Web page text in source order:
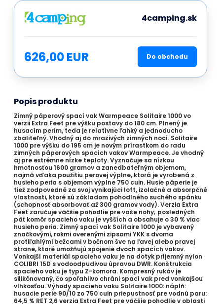
4camping.sk
626,00 EUR Do obchodu
Popis produktu
Zimný páperový spací vak Warmpeace Solitaire 1000 vo
verzii Extra Feet pre výšku postavy do 180 cm. Plnený je
husacím perím, teda je relatívne ľahký a jednoducho
zbaliteľný. Vhodný aj do mrazivých zimných nocí. Solitaire
1000 pre výšku do 195 cm je novým prírastkom do radu
zimných páperových spacích vakov Warmpeace. Je vhodný
aj pre extrémne nízke teploty. Vyznačuje sa nízkou
hmotnosťou 1600 gramov a zanedbateľným objemom,
najmä vďaka použitiu perovej výplne, ktorá je vyrobená z
husieho peria s objemom výplne 750 cuin. Husie páperie je
tiež zodpovedné za svoj vynikajúci loft, izolačné a absorpčné
vlastnosti, ktoré sú základom pohodlného suchého spánku
(schopnosť absorbovať až 300 gramov vody). Verzia Extra
Feet zaručuje väčšie pohodlie pre vaše nohy; posledných
päť komôr spacieho vaku je vyšších a obsahuje o 30 % viac
husieho peria. Zimný spací vak Solitaire 1000 je vybavený
značkovými, rokmi overenými zipsami YKK s dvoma
protiľahlými bežcami v bočnom šve na ľavej alebo pravej
strane, ktoré umožňujú spojenie dvoch spacích vakov.
Vonkajší materiál spacieho vaku je na dotyk príjemný nylon
COLIBRI 15D s vodoodpudivou úpravou DWR. Konštrukcia
spacieho vaku je typu Z-komora. Kompresný rukáv je
silikónovaný, čo spoľahlivo chráni spací vak pred vonkajšou
vlhkosťou. Výhody spacieho vaku Solitaire 1000: náplň:
husacie perie 90/10 zo 750 cuin priepustnosť pre vodnú paru:
64,5 % RET 2,6 verzia Extra Feet pre väčšie pohodlie v oblasti